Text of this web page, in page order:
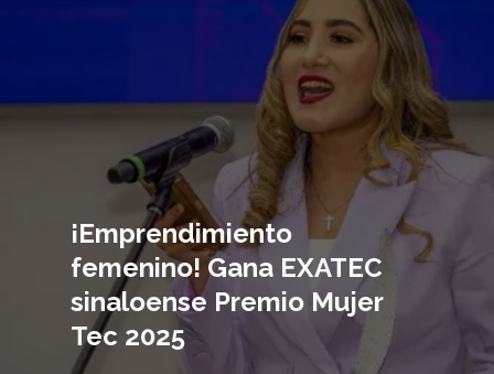
¡Emprendimiento
femenino! Gana EXATEC
sinaloense Premio Mujer
Tec 2025